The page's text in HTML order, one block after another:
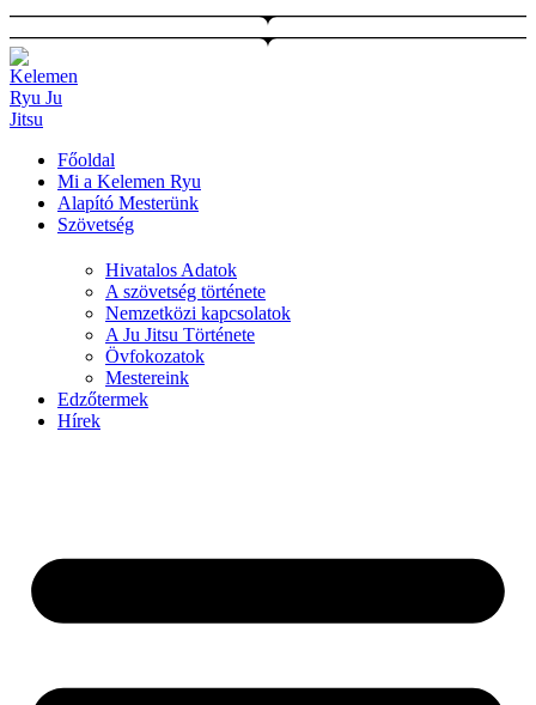
Ugrás
a
tartalomhoz
Főoldal
Mi a Kelemen Ryu
Alapító Mesterünk
Szövetség
Hivatalos Adatok
A szövetség története
Nemzetközi kapcsolatok
A Ju Jitsu Története
Övfokozatok
Mestereink
Edzőtermek
Hírek